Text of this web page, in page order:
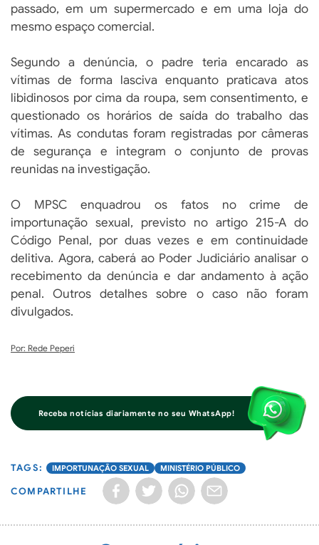
passado, em um supermercado e em uma loja do
mesmo espaço comercial.
Segundo a denúncia, o padre teria encarado as
vítimas de forma lasciva enquanto praticava atos
libidinosos por cima da roupa, sem consentimento, e
questionado os horários de saída do trabalho das
vítimas. As condutas foram registradas por câmeras
de segurança e integram o conjunto de provas
reunidas na investigação.
O MPSC enquadrou os fatos no crime de
importunação sexual, previsto no artigo 215-A do
Código Penal, por duas vezes e em continuidade
delitiva. Agora, caberá ao Poder Judiciário analisar o
recebimento da denúncia e dar andamento à ação
penal. Outros detalhes sobre o caso não foram
divulgados.
Por: Rede Peperi
Receba notícias diariamente no seu WhatsApp!
IMPORTUNAÇÃO SEXUAL MINISTÉRIO PÚBLICO
COMPARTILHE